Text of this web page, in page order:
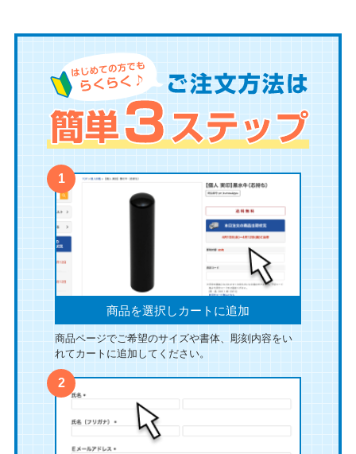
商品を選択しカートに追加
商品ページでご希望のサイズや書体、彫刻内容をい
れてカートに追加してください。